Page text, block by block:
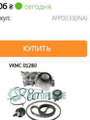
₴ сегодня
AFP0033(INA)
КУПИТЬ